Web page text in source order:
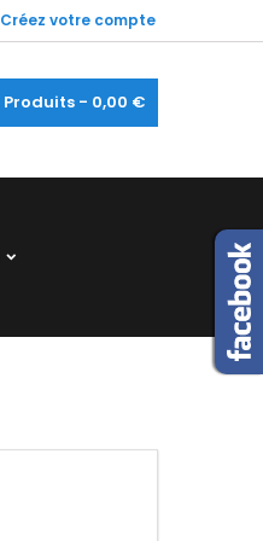
Créez votre compte
Produits - 0,00 €